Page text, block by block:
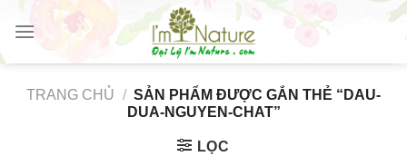
Skip
content
TRANG CHỦ / SẢN PHẨM ĐƯỢC GẮN THẺ “DAU-
DUA-NGUYEN-CHAT”
LỌC